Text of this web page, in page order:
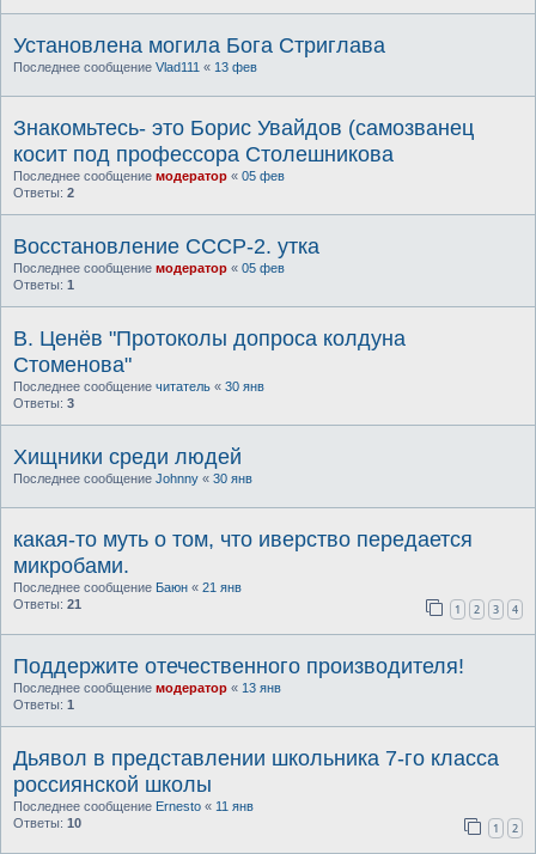
Установлена могила Бога Стриглава
Последнее сообщение Vlad111 « 13 фев
Знакомьтесь- это Борис Увайдов (самозванец
косит под профессора Столешникова
Последнее сообщение модератор « 05 фев
Ответы: 2
Восстановление СССР-2. утка
Последнее сообщение модератор « 05 фев
Ответы: 1
В. Ценёв "Протоколы допроса колдуна
Стоменова"
Последнее сообщение читатель « 30 янв
Ответы: 3
Хищники среди людей
Последнее сообщение Johnny « 30 янв
какая-то муть о том, что иверство передается
микробами.
Последнее сообщение Баюн « 21 янв
Ответы: 21 1 2 3 4
Поддержите отечественного производителя!
Последнее сообщение модератор « 13 янв
Ответы: 1
Дьявол в представлении школьника 7-го класса
россиянской школы
Последнее сообщение Ernesto « 11 янв
Ответы: 10 1 2